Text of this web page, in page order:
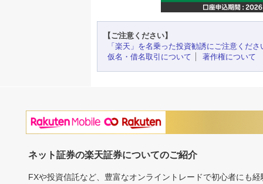
【ご注意ください】
「楽天」を名乗った投資勧誘にご注意くださ
仮名・借名取引について
著作権について
ネット証券の楽天証券についてのご紹介
FXや投資信託など、豊富なオンライントレードで初心者にも